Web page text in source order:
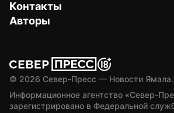
Контакты
Авторы
© 2026 Север-Пресс — Новости Ямала.
Информационное агентство «Север-
зарегистрировано в Федеральной